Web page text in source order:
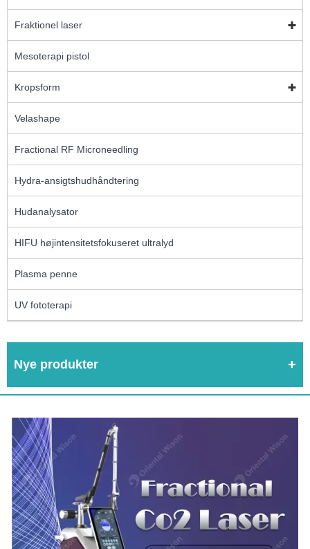
Fraktionel laser
Mesoterapi pistol
Kropsform
Velashape
Fractional RF Microneedling
Hydra-ansigtshudhåndtering
Hudanalysator
HIFU højintensitetsfokuseret ultralyd
Plasma penne
UV fototerapi
Nye produkter